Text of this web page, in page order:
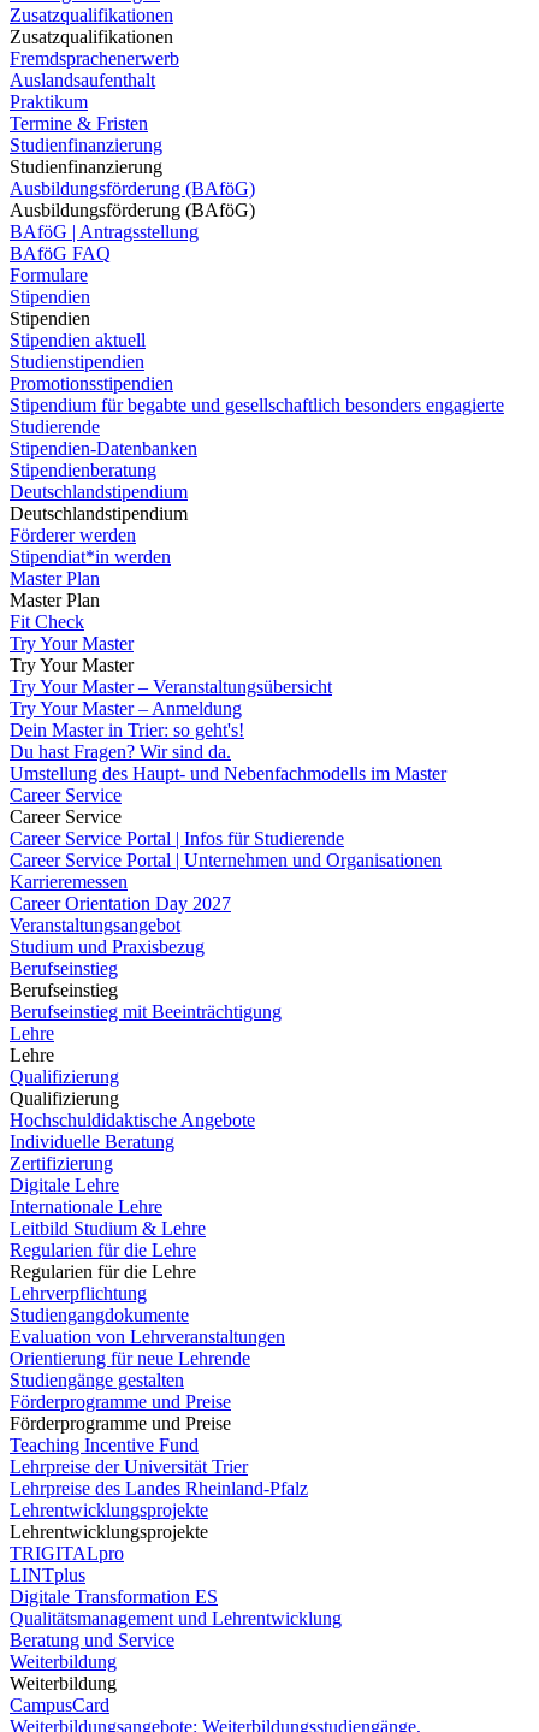
Zusatzqualifikationen
Zusatzqualifikationen
Fremdsprachenerwerb
Auslandsaufenthalt
Praktikum
Termine & Fristen
Studienfinanzierung
Studienfinanzierung
Ausbildungsförderung (BAföG)
Ausbildungsförderung (BAföG)
BAföG | Antragsstellung
BAföG FAQ
Formulare
Stipendien
Stipendien
Stipendien aktuell
Studienstipendien
Promotionsstipendien
Stipendium für begabte und gesellschaftlich besonders engagierte
Studierende
Stipendien-Datenbanken
Stipendienberatung
Deutschlandstipendium
Deutschlandstipendium
Förderer werden
Stipendiat*in werden
Master Plan
Master Plan
Fit Check
Try Your Master
Try Your Master
Try Your Master – Veranstaltungsübersicht
Try Your Master – Anmeldung
Dein Master in Trier: so geht's!
Du hast Fragen? Wir sind da.
Umstellung des Haupt- und Nebenfachmodells im Master
Career Service
Career Service
Career Service Portal | Infos für Studierende
Career Service Portal | Unternehmen und Organisationen
Karrieremessen
Career Orientation Day 2027
Veranstaltungsangebot
Studium und Praxisbezug
Berufseinstieg
Berufseinstieg
Berufseinstieg mit Beeinträchtigung
Lehre
Lehre
Qualifizierung
Qualifizierung
Hochschuldidaktische Angebote
Individuelle Beratung
Zertifizierung
Digitale Lehre
Internationale Lehre
Leitbild Studium & Lehre
Regularien für die Lehre
Regularien für die Lehre
Lehrverpflichtung
Studiengangdokumente
Evaluation von Lehrveranstaltungen
Orientierung für neue Lehrende
Studiengänge gestalten
Förderprogramme und Preise
Förderprogramme und Preise
Teaching Incentive Fund
Lehrpreise der Universität Trier
Lehrpreise des Landes Rheinland-Pfalz
Lehrentwicklungsprojekte
Lehrentwicklungsprojekte
TRIGITALpro
LINTplus
Digitale Transformation ES
Qualitätsmanagement und Lehrentwicklung
Beratung und Service
Weiterbildung
Weiterbildung
CampusCard
Weiterbildungsangebote: Weiterbildungsstudiengänge,